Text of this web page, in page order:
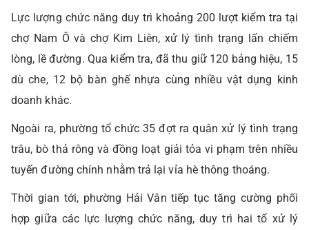
Lực lượng chức năng duy trì khoảng 200 lượt kiểm tra tại
chợ Nam Ô và chợ Kim Liên, xử lý tình trạng lấn chiếm
lòng, lề đường. Qua kiểm tra, đã thu giữ 120 bảng hiệu, 15
dù che, 12 bộ bàn ghế nhựa cùng nhiều vật dụng kinh
doanh khác.
Ngoài ra, phường tổ chức 35 đợt ra quân xử lý tình trạng
trâu, bò thả rông và đồng loạt giải tỏa vi phạm trên nhiều
tuyến đường chính nhằm trả lại vỉa hè thông thoáng.
Thời gian tới, phường Hải Vân tiếp tục tăng cường phối
hợp giữa các lực lượng chức năng, duy trì hai tổ xử lý